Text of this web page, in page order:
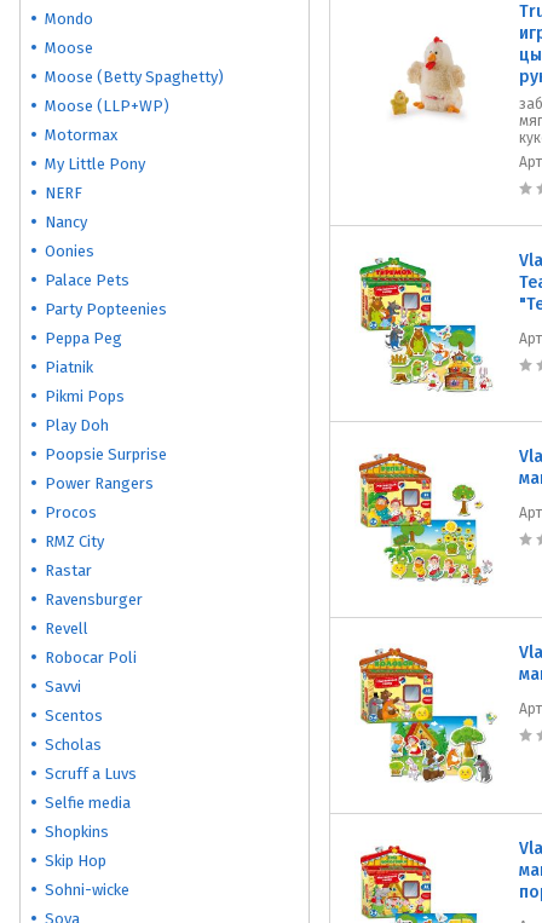
Mondo
Moose
Moose (Betty Spaghetty)
Moose (LLP+WP)
Motormax
My Little Pony
NERF
Nancy
Oonies
Palace Pets
Party Popteenies
Peppa Peg
Piatnik
Pikmi Pops
Play Doh
Poopsie Surprise
Power Rangers
Procos
RMZ City
Rastar
Ravensburger
Revell
Robocar Poli
Savvi
Scentos
Scholas
Scruff a Luvs
Selfie media
Shopkins
Skip Hop
Sohni-wicke
Soya